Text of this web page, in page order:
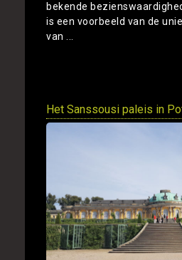
bekende
is een voorbeeld van de
van ...
Het Sanssousi paleis in